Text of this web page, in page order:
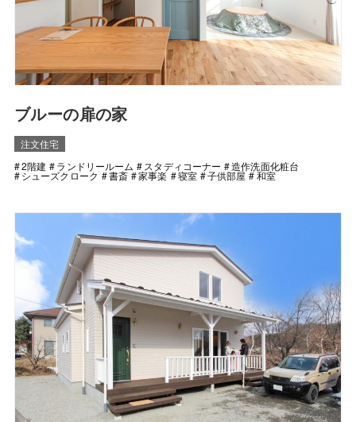
ブルーの扉の家
注文住宅
2階建
ランドリールーム スタディコーナー 造作洗面化粧台
シューズクローク 書斎 家事楽 寝室 子供部屋 和室